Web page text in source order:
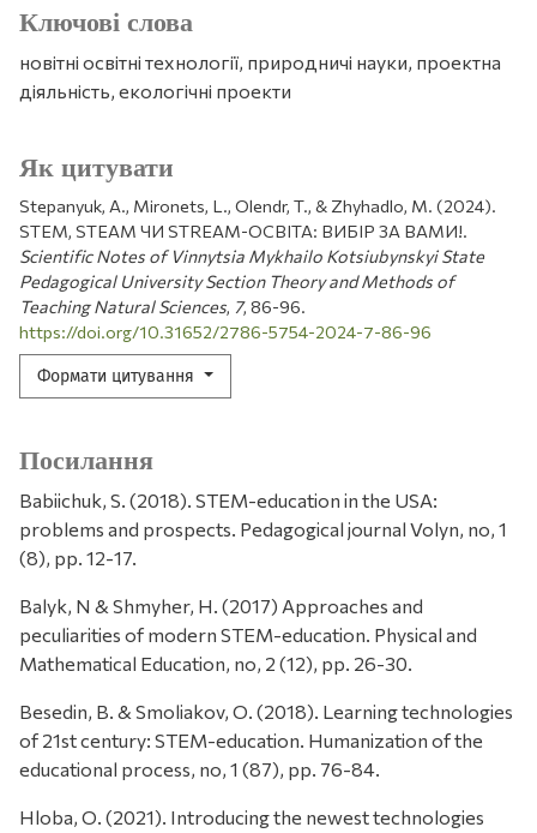
Ключові слова
новітні освітні технології, природничі науки, проектна
діяльність, екологічні проекти
Як цитувати
Stepanyuk, A., Mironets, L., Olendr, T., & Zhyhadlo, M. (2024).
STEM, STEAM ЧИ STREAM-ОСВІТА: ВИБІР ЗА ВАМИ!.
Scientific Notes of Vinnytsia Mykhailo Kotsiubynskyi State
Pedagogical University Section Theory and Methods of
Teaching Natural Sciences, 7, 86-96.
https://doi.org/10.31652/2786-5754-2024-7-86-96
Формати цитування
Посилання
Babiichuk, S. (2018). STEM-education in the USA:
problems and prospects. Pedagogical journal Volyn, no, 1
(8), pp. 12-17.
Balyk, N & Shmyher, H. (2017) Approaches and
peculiarities of modern STEM-education. Physical and
Mathematical Education, no, 2 (12), pp. 26-30.
Besedin, B. & Smoliakov, O. (2018). Learning technologies
of 21st century: STEM-education. Humanization of the
educational process, no, 1 (87), pp. 76-84.
Hloba, O. (2021). Introducing the newest technologies